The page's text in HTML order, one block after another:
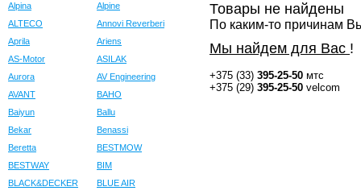
Alpina
Alpine
ALTECO
Annovi Reverberi
Aprila
Ariens
AS-Motor
ASILAK
Aurora
AV Engineering
AVANT
BAHO
Baiyun
Ballu
Bekar
Benassi
Beretta
BESTMOW
BESTWAY
BIM
BLACK&DECKER
BLUE AIR
Товары не найдены
По каким-то причинам
Мы найдем для Вас !
+375 (33) 395-25-50 мтс
+375 (29) 395-25-50 velcom